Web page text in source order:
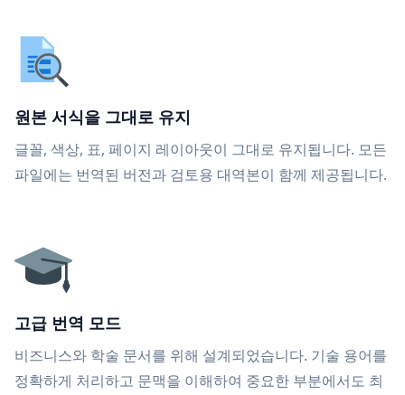
원본 서식을 그대로 유지
글꼴, 색상, 표, 페이지 레이아웃이 그대로 유지됩니다. 모든
파일에는 번역된 버전과 검토용 대역본이 함께 제공됩니다.
고급 번역 모드
비즈니스와 학술 문서를 위해 설계되었습니다. 기술 용어를
정확하게 처리하고 문맥을 이해하여 중요한 부분에서도 최